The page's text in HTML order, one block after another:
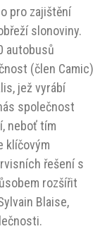
pro zajištění
slonoviny.
autobusů
(člen Camic)
jež vyrábí
společnost
neboť tím
klíčovým
řešení s
rozšířit
Blaise,